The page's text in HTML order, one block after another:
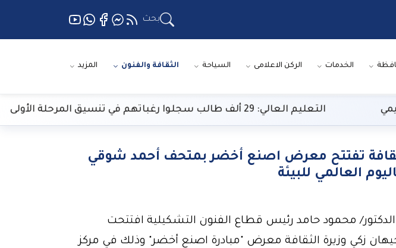
بحث
الخدمات الركن الاعلامى السياحة الثقافة والفنون المزيد
التعليم العالي: 29 ألف طالب سجلوا رغباتهم في تنسيق المرحلة الأولى
تفتتح معرض اصنع أخضر بمتحف أحمد شوقي
العالمي للبيئة
محمود حامد رئيس قطاع الفنون التشكيلية افتتحت
جيهان زكي وزيرة الثقافة معرض "مبادرة اصنع أخضر" وذلك في مركز